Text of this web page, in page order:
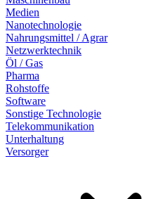
Medien
Nanotechnologie
Nahrungsmittel / Agrar
Netzwerktechnik
Öl / Gas
Pharma
Rohstoffe
Software
Sonstige Technologie
Telekommunikation
Unterhaltung
Versorger